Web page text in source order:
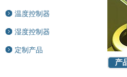
温度控制器
湿度控制器
定制产品
产